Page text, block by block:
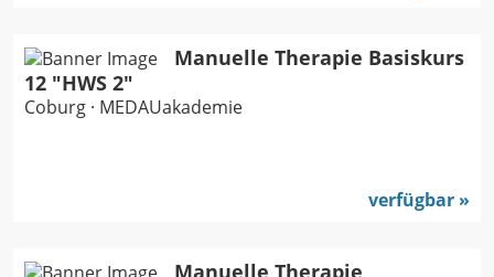
Manuelle Therapie Basiskurs
12 "HWS 2"
Coburg · MEDAUakademie
verfügbar